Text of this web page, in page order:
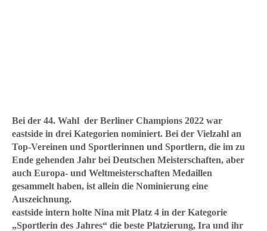
Bei der 44. Wahl der Berliner Champions 2022 war
eastside in drei Kategorien nominiert. Bei der Vielzahl an
Top-Vereinen und Sportlerinnen und Sportlern, die im zu
Ende gehenden Jahr bei Deutschen Meisterschaften, aber
auch Europa- und Weltmeisterschaften Medaillen
gesammelt haben, ist allein die Nominierung eine
Auszeichnung.
eastside intern holte Nina mit Platz 4 in der Kategorie
„Sportlerin des Jahres“ die beste Platzierung, Ira und ihr